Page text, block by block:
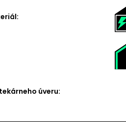
úveru: